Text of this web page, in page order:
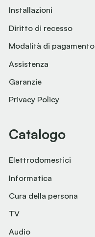
Installazioni
Diritto di recesso
Modalità di pagamento
Assistenza
Garanzie
Privacy Policy
Catalogo
Elettrodomestici
Informatica
Cura della persona
TV
Audio